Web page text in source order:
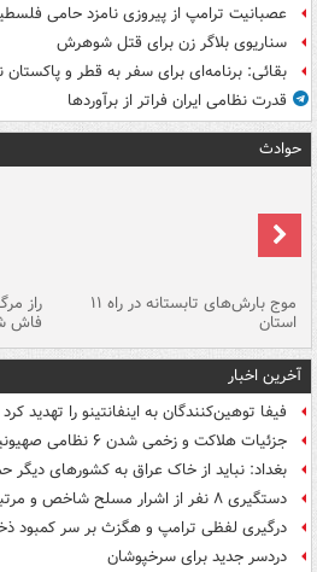
عصبانیت ترامپ از پیروزی نامزد حامی
سناریوی بلاگر زن برای قتل شوهرش
بقائی: برنامه‌ای برای سفر به قطر و پاکستان
قدرت نظامی ایران فراتر از برآوردها
حوادث
موج بارش‌های تابستانه در راه ۱۱
استان فاش
آخرین اخبار
فیفا توهین‌کنندگان به اینفانتینو را تهدید کرد
جزئیات هلاکت و زخمی شدن ۶ نظامی صهیونیست در جنوب لبنان
بغداد: نباید از خاک عراق به کشورهای دیگر
دستگیری ۸ نفر از اشرار مسلح شاخص و مرتبطین گروهک های تروریستی
درگیری لفظی ترامپ و هگزث بر سر کمبود
دردسر جدید برای سرخپوشان